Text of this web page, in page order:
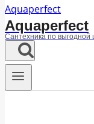
Aquaperfect
Сантехника по